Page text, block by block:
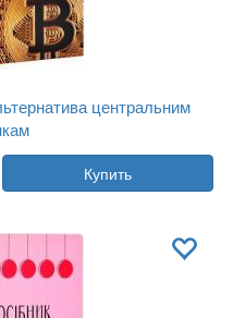
центральним
Аммус
Наш Формат
Купить